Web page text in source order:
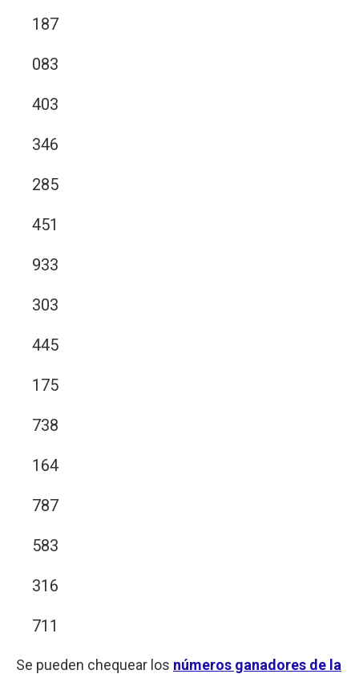
187
083
403
346
285
451
933
303
445
175
738
164
787
583
316
711
Se pueden chequear los números ganadores de la